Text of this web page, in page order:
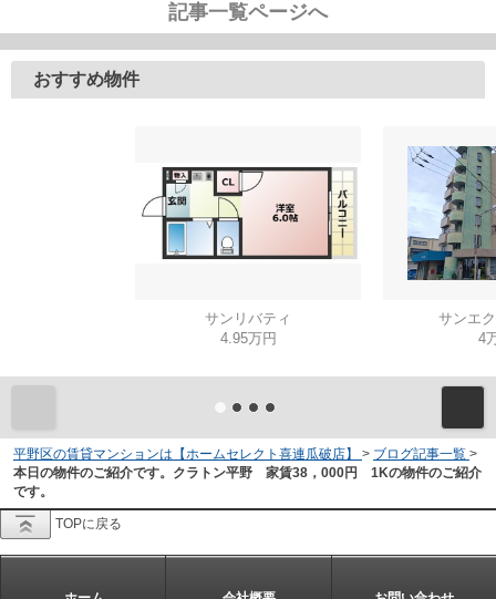
記事一覧ページへ
おすすめ物件
サンリバティ
4.95万円
サンエ
4
平野区の賃貸マンションは【ホームセレクト喜連瓜破店】 > ブログ記事一覧 >
本日の物件のご紹介です。クラトン平野 家賃38，000円 1Kの物件のご紹介
です。
TOPに戻る